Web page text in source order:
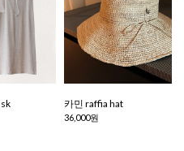
카민 raffia hat
36,000원